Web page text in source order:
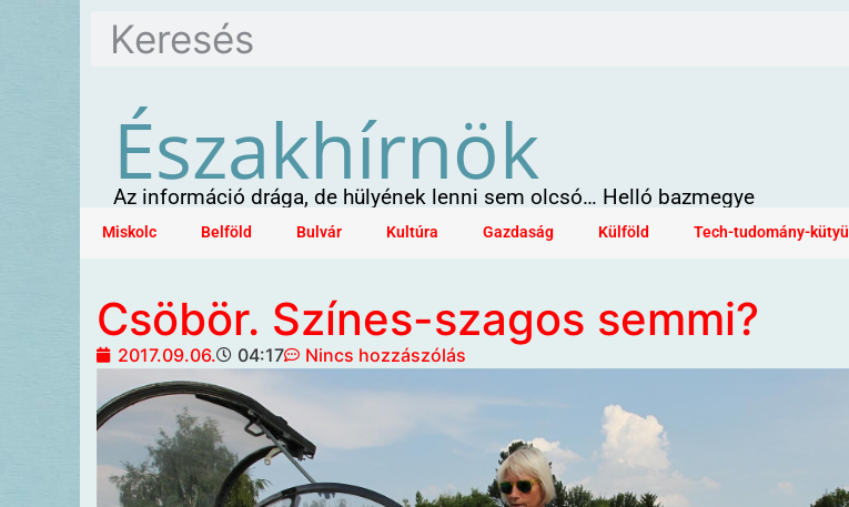
Északhírnök
Az információ drága, de hülyének lenni sem olcsó… Helló bazmegye
Miskolc Belföld Bulvár Kultúra Gazdaság Külföld Tech-tudomány-kütyü
Csöbör. Színes-szagos semmi?
2017.09.06. 04:17 Nincs hozzászólás